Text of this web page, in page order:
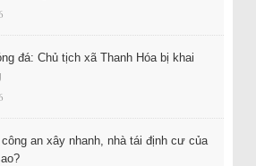
đá: Chủ tịch xã Thanh Hóa bị khai
công an xây nhanh, nhà tái định cư của